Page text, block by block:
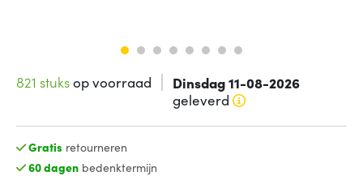
821 stuksop voorraad Dinsdag 11-08-2026
geleverd
Gratis retourneren
60 dagenbedenktermijn